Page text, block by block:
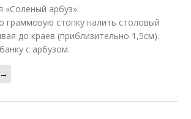
«Соленый арбуз»:
граммовую стопку налить столовый
до краев (приблизительно 1,5см).
с арбузом.